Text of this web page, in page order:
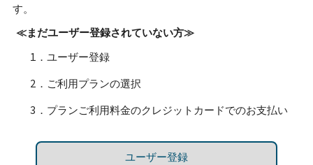
す。
≪まだユーザー登録されていない方≫
1．ユーザー登録
2．ご利用プランの選択
3．プランご利用料金のクレジットカードでのお支払い
ユーザー登録